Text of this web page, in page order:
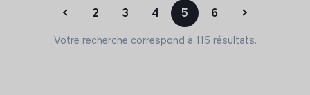
< 2 3 4 5 6 >
Votre recherche correspond à 115 résultats.